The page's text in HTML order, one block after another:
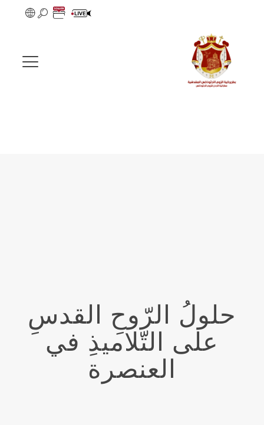
حلولُ الرّوحِ القدسِ
على التّلاميذِ في
العنصرة‏